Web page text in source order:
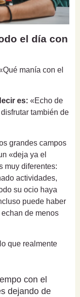
el día con
manía con el
es: «Echo de
también de
grandes campos
«deja ya el
muy diferentes:
actividades,
su ocio haya
puede haber
de menos
que realmente
con el
dejando de